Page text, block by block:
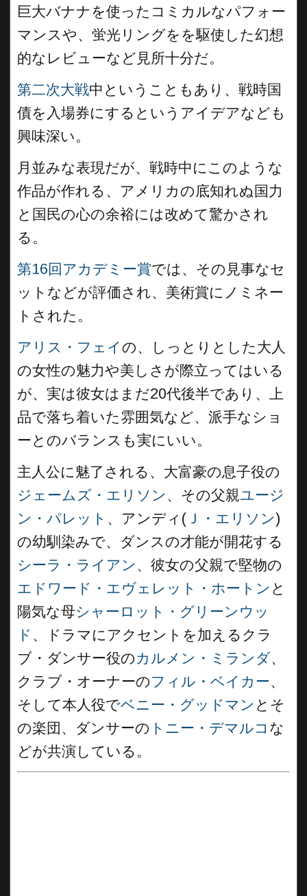
巨大バナナを使ったコミカルなパフォー
マンスや、蛍光リングをを駆使した幻想
的なレビューなど見所十分だ。
第二次大戦中ということもあり、戦時国
債を入場券にするというアイデアなども
興味深い。
月並みな表現だが、戦時中にこのような
作品が作れる、アメリカの底知れぬ国力
と国民の心の余裕には改めて驚かされ
る。
第16回アカデミー賞では、その見事なセ
ットなどが評価され、美術賞にノミネー
トされた。
アリス・フェイの、しっとりとした大人
の女性の魅力や美しさが際立ってはいる
が、実は彼女はまだ20代後半であり、上
品で落ち着いた雰囲気など、派手なショ
ーとのバランスも実にいい。
主人公に魅了される、大富豪の息子役の
ジェームズ・エリソン 、その父親ユージ
ン・パレット 、アンディ( Ｊ・エリソン)
の幼馴染みで、ダンスの才能が開花する
シーラ・ライアン 、彼女の父親で堅物の
エドワード・エヴェレット・ホートン と
陽気な母シャーロット・グリーンウッ
ド 、ドラマにアクセントを加えるクラ
ブ・ダンサー役のカルメン・ミランダ、
クラブ・オーナーのフィル・ベイカー、
そして本人役でベニー・グッドマン とそ
の楽団、ダンサーの トニー・デマルコ な
どが共演している。